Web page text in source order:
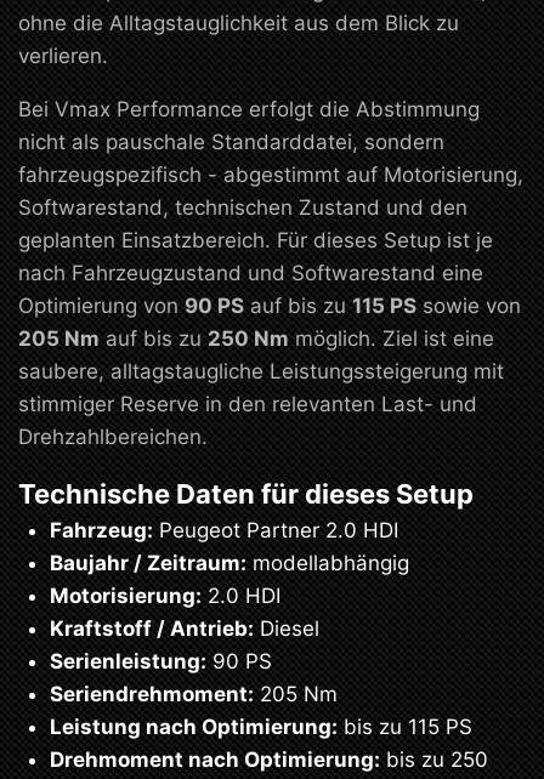
ohne die Alltagstauglichkeit aus dem Blick zu
verlieren.
Bei Vmax Performance erfolgt die Abstimmung
nicht als pauschale Standarddatei, sondern
fahrzeugspezifisch - abgestimmt auf Motorisierung,
Softwarestand, technischen Zustand und den
geplanten Einsatzbereich. Für dieses Setup ist je
nach Fahrzeugzustand und Softwarestand eine
Optimierung von 90 PS auf bis zu 115 PS sowie von
205 Nm auf bis zu 250 Nm möglich. Ziel ist eine
saubere, alltagstaugliche Leistungssteigerung mit
stimmiger Reserve in den relevanten Last- und
Drehzahlbereichen.
Technische Daten für dieses Setup
Fahrzeug: Peugeot Partner 2.0 HDI
Baujahr / Zeitraum: modellabhängig
Motorisierung: 2.0 HDI
Kraftstoff / Antrieb: Diesel
Serienleistung: 90 PS
Seriendrehmoment:205 Nm
Leistung nach Optimierung: bis zu 115 PS
Drehmoment nach Optimierung: bis zu 250